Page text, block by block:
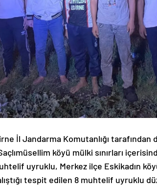
İl Jandarma Komutanlığı
köyü mülki sınırları
uyruklu, Merkez ilçe Eskikadın
tespit edilen 8 muhtelif uyruklu